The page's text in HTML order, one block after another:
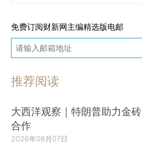
免费订阅财新网主编精选版电邮
推荐阅读
大西洋观察｜特朗普助力金砖
合作
2026年08月07日